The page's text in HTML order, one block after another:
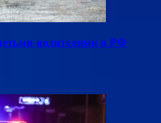
водителями в РФ